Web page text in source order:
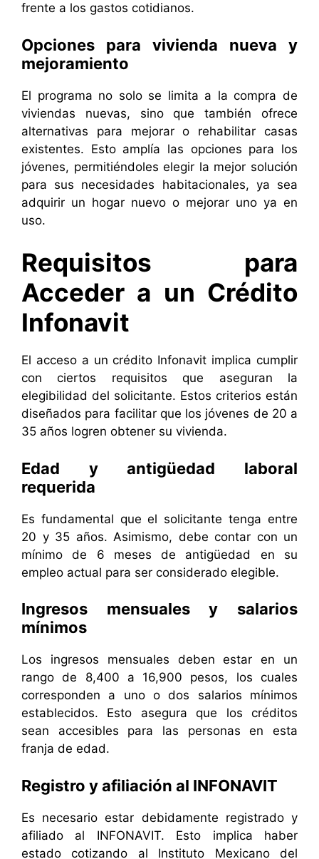
frente a los gastos cotidianos.
Opciones para vivienda nueva y
mejoramiento
El programa no solo se limita a la compra de
viviendas nuevas, sino que también ofrece
alternativas para mejorar o rehabilitar casas
existentes. Esto amplía las opciones para los
jóvenes, permitiéndoles elegir la mejor solución
para sus necesidades habitacionales, ya sea
adquirir un hogar nuevo o mejorar uno ya en
uso.
Requisitos para
Acceder a un Crédito
Infonavit
El acceso a un crédito Infonavit implica cumplir
con ciertos requisitos que aseguran la
elegibilidad del solicitante. Estos criterios están
diseñados para facilitar que los jóvenes de 20 a
35 años logren obtener su vivienda.
Edad y antigüedad laboral
requerida
Es fundamental que el solicitante tenga entre
20 y 35 años. Asimismo, debe contar con un
mínimo de 6 meses de antigüedad en su
empleo actual para ser considerado elegible.
Ingresos mensuales y salarios
mínimos
Los ingresos mensuales deben estar en un
rango de 8,400 a 16,900 pesos, los cuales
corresponden a uno o dos salarios mínimos
establecidos. Esto asegura que los créditos
sean accesibles para las personas en esta
franja de edad.
Registro y afiliación al INFONAVIT
Es necesario estar debidamente registrado y
afiliado al INFONAVIT. Esto implica haber
estado cotizando al Instituto Mexicano del